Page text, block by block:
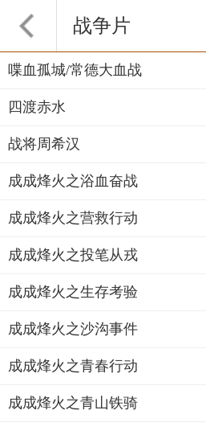
战争片
喋血孤城/常德大血战
四渡赤水
战将周希汉
成成烽火之浴血奋战
成成烽火之营救行动
成成烽火之投笔从戎
成成烽火之生存考验
成成烽火之沙沟事件
成成烽火之青春行动
成成烽火之青山铁骑